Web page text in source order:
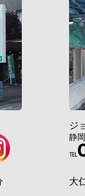
ジ
静
℡
大